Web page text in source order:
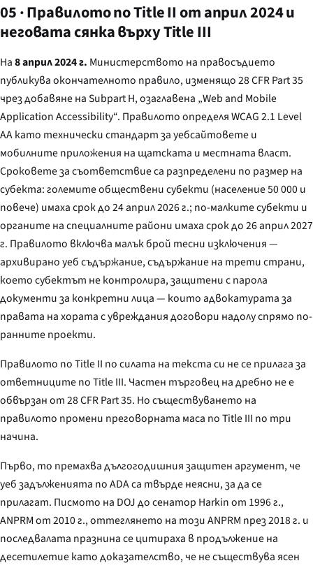
05 · Правилото по Title II от април 2024 и
неговата сянка върху Title III
На8 април 2024 г. Министерството на правосъдието
публикува окончателното правило, изменящо 28 CFR Part 35
чрез добавяне на Subpart H, озаглавена „Web and Mobile
Application Accessibility“. Правилото определя WCAG 2.1 Level
AA като технически стандарт за уебсайтовете и
мобилните приложения на щатската и местната власт.
Сроковете за съответствие са разпределени по размер на
субекта: големите обществени субекти (население 50 000 и
повече) имаха срок до 24 април 2026 г.; по-малките субекти и
органите на специалните райони имаха срок до 26 април 2027
г. Правилото включва малък брой тесни изключения —
архивирано уеб съдържание, съдържание на трети страни,
което субектът не контролира, защитени с парола
документи за конкретни лица — които адвокатурата за
правата на хората с увреждания договори надолу спрямо по-
ранните проекти.
Правилото по Title II по силата на текста си не се прилага за
ответниците по Title III. Частен търговец на дребно не е
обвързан от 28 CFR Part 35. Но съществуването на
правилото промени преговорната маса по Title III по три
начина.
Първо, то премахва дългогодишния защитен аргумент, че
уеб задълженията по ADA са твърде неясни, за да се
прилагат. Писмото на DOJ до сенатор Harkin от 1996 г.,
ANPRM от 2010 г., оттеглянето на този ANPRM през 2018 г. и
последвалата празнина се цитираха в продължение на
десетилетие като доказателство, че не съществува ясен